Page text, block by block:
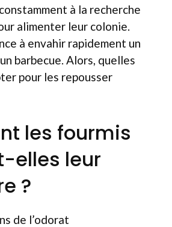
à la recherche
alimenter leur colonie.
à envahir rapidement un
barbecue. Alors, quelles
pour les repousser
les fourmis
elles leur
?
de l’odorat